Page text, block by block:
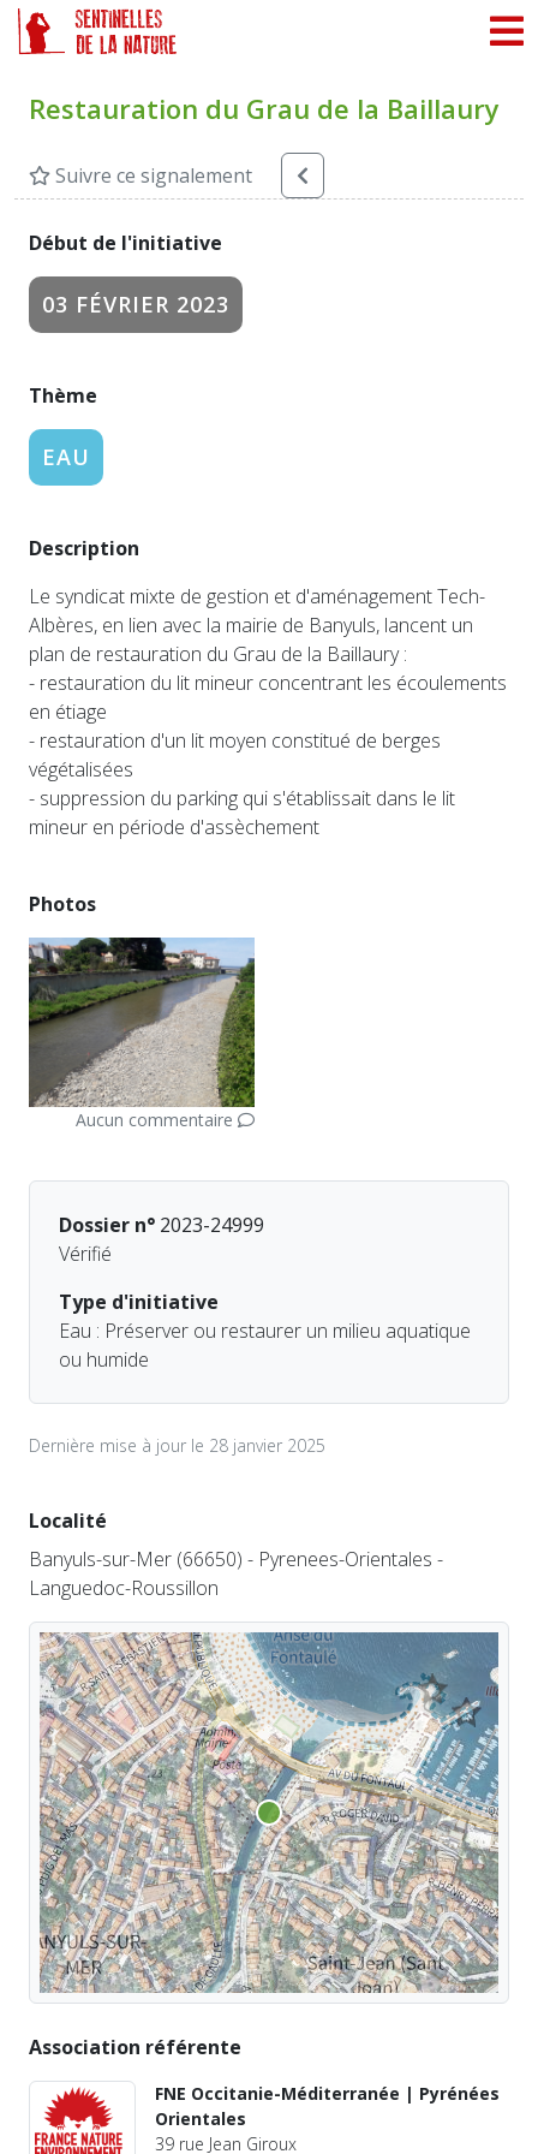
Restauration du Grau de la Baillaury
Suivre ce signalement
Début de l'initiative
03 FÉVRIER 2023
Thème
EAU
Description
Le syndicat mixte de gestion et d'aménagement Tech-
Albères, en lien avec la mairie de Banyuls, lancent un
plan de restauration du Grau de la Baillaury :
- restauration du lit mineur concentrant les écoulements
en étiage
- restauration d'un lit moyen constitué de berges
végétalisées
- suppression du parking qui s'établissait dans le lit
mineur en période d'assèchement
Photos
Aucun commentaire
Dossier n° 2023-24999
Vérifié
Type d'initiative
Eau : Préserver ou restaurer un milieu aquatique
ou humide
Dernière mise à jour le 28 janvier 2025
Localité
Banyuls-sur-Mer (66650) - Pyrenees-Orientales -
Languedoc-Roussillon
Association référente
FNE Occitanie-Méditerranée | Pyrénées
Orientales
39 rue Jean Giroux
Panneau de gestion des cookies